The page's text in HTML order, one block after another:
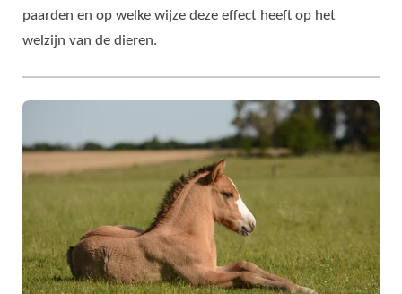
paarden en op welke wijze deze effect heeft op het
welzijn van de dieren.